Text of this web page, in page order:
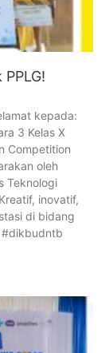
kepada:
3 Kelas X
Competition
oleh
Teknologi
inovatif,
di bidang
#dikbudntb